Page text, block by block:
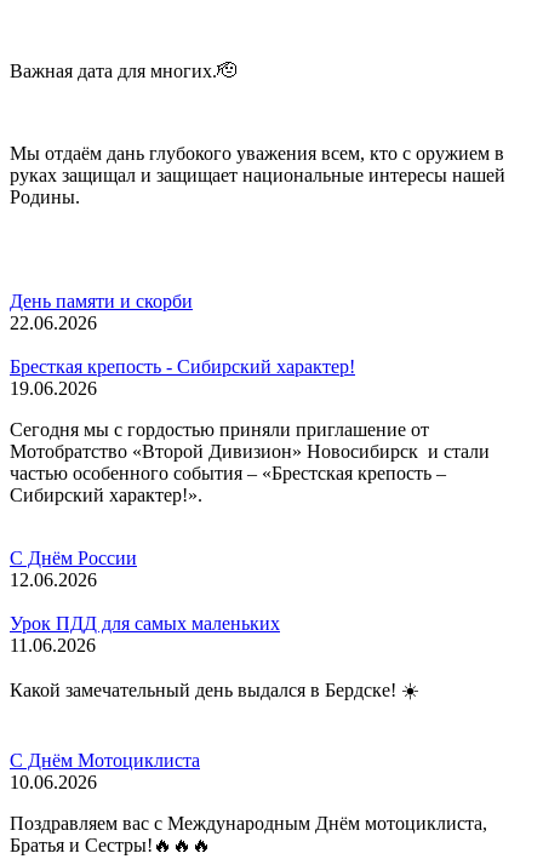
Важная дата для многих.🫡
Мы отдаём дань глубокого уважения всем, кто с оружием в
руках защищал и защищает национальные интересы нашей
Родины.
День памяти и скорби
22.06.2026
Бресткая крепость - Сибирский характер!
19.06.2026
Сегодня мы с гордостью приняли приглашение от
Мотобратство «Второй Дивизион» Новосибирск и стали
частью особенного события – «Брестская крепость –
Сибирский характер!».
С Днём России
12.06.2026
Урок ПДД для самых маленьких
11.06.2026
Какой замечательный день выдался в Бердске! ☀️
С Днём Мотоциклиста
10.06.2026
Поздравляем вас с Международным Днём мотоциклиста,
Братья и Сестры!🔥🔥🔥